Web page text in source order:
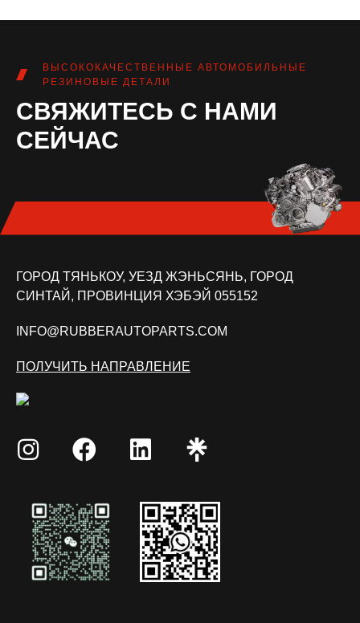
ВЫСОКОКАЧЕСТВЕННЫЕ АВТОМОБИЛЬНЫЕ
РЕЗИНОВЫЕ ДЕТАЛИ
СВЯЖИТЕСЬ С НАМИ
СЕЙЧАС
ГОРОД ТЯНЬКОУ, УЕЗД ЖЭНЬСЯНЬ, ГОРОД
СИНТАЙ, ПРОВИНЦИЯ ХЭБЭЙ 055152
INFO@RUBBERAUTOPARTS.COM
ПОЛУЧИТЬ НАПРАВЛЕНИЕ